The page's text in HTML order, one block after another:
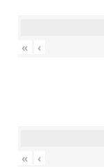
« ‹
« ‹